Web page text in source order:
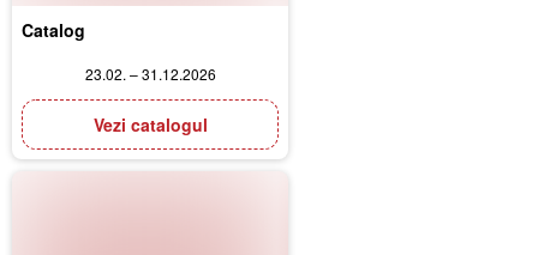
Catalog
23.02. – 31.12.2026
Vezi catalogul